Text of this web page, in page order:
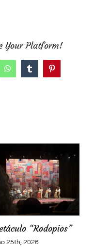
Your Platform!
WhatsAppTumblrPinterest
“Rodopios”
25th, 2026